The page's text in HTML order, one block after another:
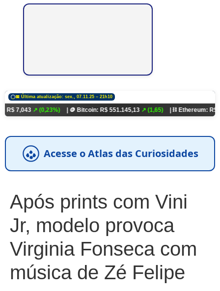
📅 Última atualização: sex., 07.11.25 – 21h10
↗ (0,23%) | 🪙 Bitcoin: R$ 551.145,13↗ (1,65) | ⛓️ Ethereum: R$ 18.321,93
Acesse o Atlas das Curiosidades
Após prints com Vini
Jr, modelo provoca
Virginia Fonseca com
música de Zé Felipe